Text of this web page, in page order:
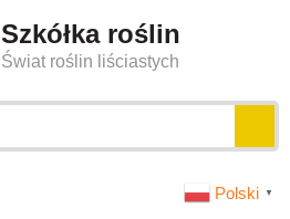
Szkółka roślin
Świat roślin liściastych
Polski ▼